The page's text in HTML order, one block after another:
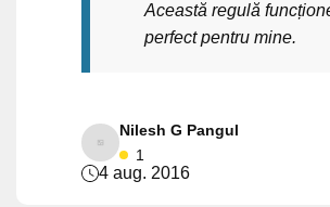
Această regulă
perfect pentru mine.
Nilesh G Pangul
1
4 aug. 2016